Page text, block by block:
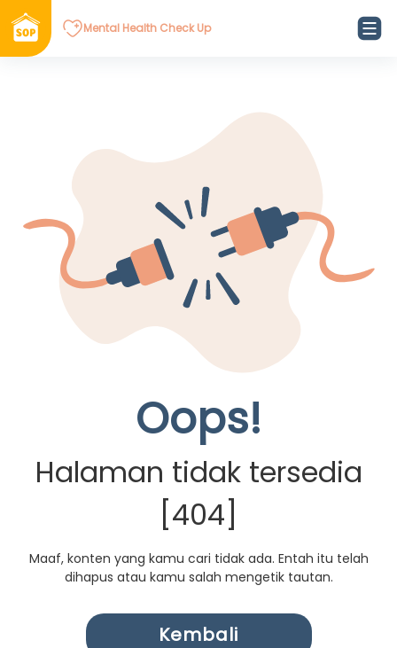
Mental Health Check Up
Oops!
Halaman tidak tersedia
[404]
Maaf, konten yang kamu cari tidak ada. Entah itu telah
dihapus atau kamu salah mengetik tautan.
Kembali